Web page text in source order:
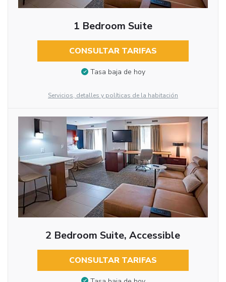
1 Bedroom Suite
CONSULTAR TARIFAS
Tasa baja de hoy
Servicios, detalles y políticas de la habitación
2 Bedroom Suite, Accessible
CONSULTAR TARIFAS